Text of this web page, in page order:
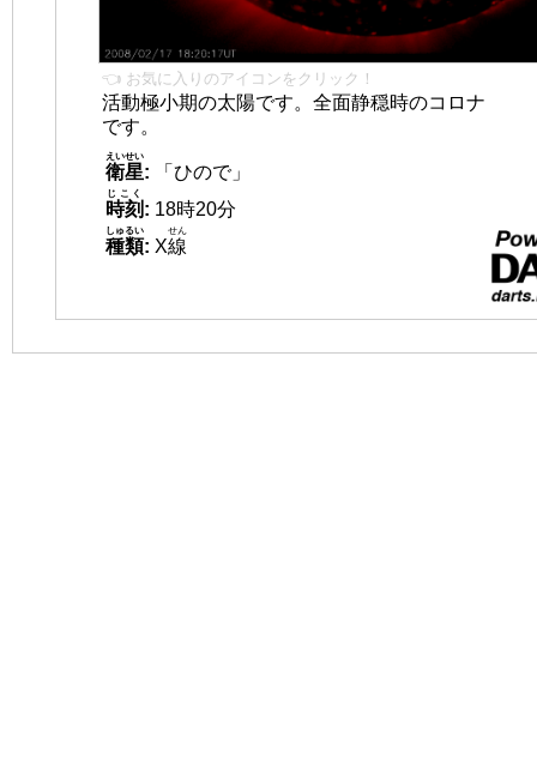
👈 お気に入りのアイコンをクリック！
活動極小期の太陽です。全面静穏時のコロナ
です。
衛星
えいせい
:
「ひので」
時刻
じこく
: 18時20分
種類
しゅるい
: X線
せん